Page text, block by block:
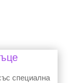
специална